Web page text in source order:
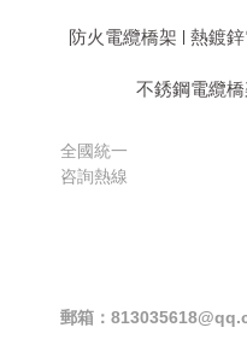
防火電纜橋架 熱鍍
不銹鋼電纜橋
全國統一
咨詢熱線
郵箱：